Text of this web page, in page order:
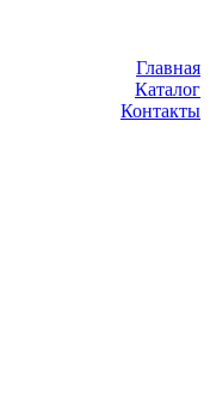
Главная
Каталог
Контакты